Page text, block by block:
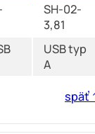
SH-02-
3,81
USB typ
A
späť